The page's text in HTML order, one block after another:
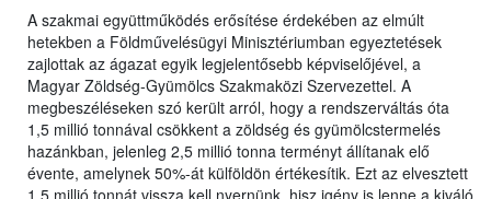
A szakmai együttműködés erősítése érdekében az elmúlt
hetekben a Földművelésügyi Minisztériumban egyeztetések
zajlottak az ágazat egyik legjelentősebb képviselőjével, a
Magyar Zöldség-Gyümölcs Szakmaközi Szervezettel. A
megbeszéléseken szó került arról, hogy a rendszerváltás óta
1,5 millió tonnával csökkent a zöldség és gyümölcstermelés
hazánkban, jelenleg 2,5 millió tonna terményt állítanak elő
évente, amelynek 50%-át külföldön értékesítik. Ezt az elvesztett